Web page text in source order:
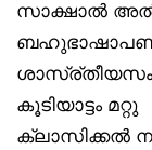
സാക്ഷാൽ
കൂടിയാട്ടം മറ്റു
ക്ലാസിക്കൽ